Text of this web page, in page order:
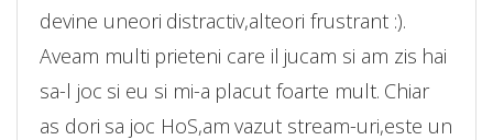
devine uneori distractiv,alteori frustrant :).
Aveam multi prieteni care il jucam si am zis hai
sa-l joc si eu si mi-a placut foarte mult. Chiar
as dori sa joc HoS,am vazut stream-uri,este un